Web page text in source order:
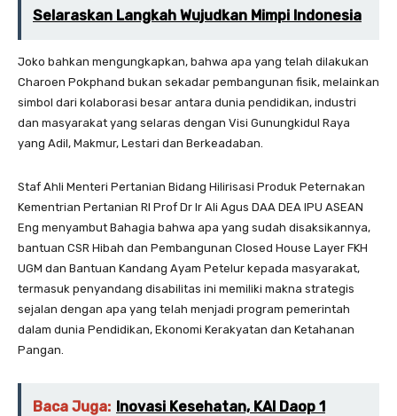
Selaraskan Langkah Wujudkan Mimpi Indonesia
Joko bahkan mengungkapkan, bahwa apa yang telah dilakukan
Charoen Pokphand bukan sekadar pembangunan fisik, melainkan
simbol dari kolaborasi besar antara dunia pendidikan, industri
dan masyarakat yang selaras dengan Visi Gunungkidul Raya
yang Adil, Makmur, Lestari dan Berkeadaban.
Staf Ahli Menteri Pertanian Bidang Hilirisasi Produk Peternakan
Kementrian Pertanian RI Prof Dr Ir Ali Agus DAA DEA IPU ASEAN
Eng menyambut Bahagia bahwa apa yang sudah disaksikannya,
bantuan CSR Hibah dan Pembangunan Closed House Layer FKH
UGM dan Bantuan Kandang Ayam Petelur kepada masyarakat,
termasuk penyandang disabilitas ini memiliki makna strategis
sejalan dengan apa yang telah menjadi program pemerintah
dalam dunia Pendidikan, Ekonomi Kerakyatan dan Ketahanan
Pangan.
Baca Juga: Inovasi Kesehatan, KAI Daop 1